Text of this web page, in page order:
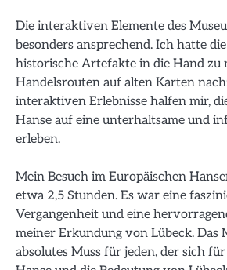
Die interaktiven Elemente des
besonders ansprechend. Ich hatte
historische Artefakte in die Hand zu
Handelsrouten auf alten Karten
interaktiven Erlebnisse halfen mir,
Hanse auf eine unterhaltsame und
erleben.
Mein Besuch im Europäischen
etwa 2,5 Stunden. Es war eine
Vergangenheit und eine
meiner Erkundung von Lübeck. Das
absolutes Muss für jeden, der sich